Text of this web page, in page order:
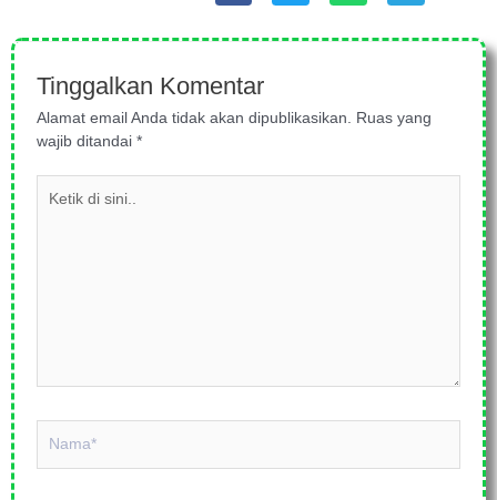
Tinggalkan Komentar
Alamat email Anda tidak akan dipublikasikan.
Ruas yang
wajib ditandai *